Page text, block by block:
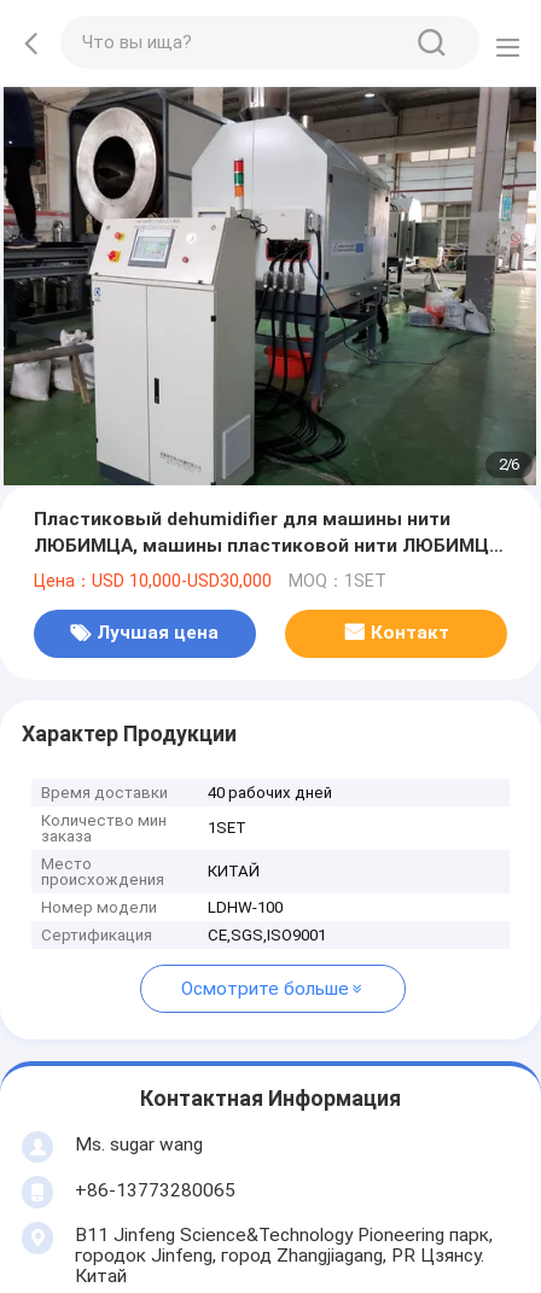
2/6
Пластиковый dehumidifier для машины нити
ЛЮБИМЦА, машины пластиковой нити ЛЮБИМЦА
прессуя, веника ЛЮБИМЦА делая машину
Цена：USD 10,000-USD30,000 MOQ：1SET
Лучшая цена Контакт
Характер Продукции
Время доставки
40 рабочих дней
Количество мин
заказа
1SET
Место
происхождения
КИТАЙ
Номер модели
LDHW-100
Сертификация
CE,SGS,ISO9001
Осмотрите больше
Контактная Информация
Ms. sugar wang
+86-13773280065
B11 Jinfeng Science&Technology Pioneering парк,
городок Jinfeng, город Zhangjiagang, PR Цзянсу.
Китай